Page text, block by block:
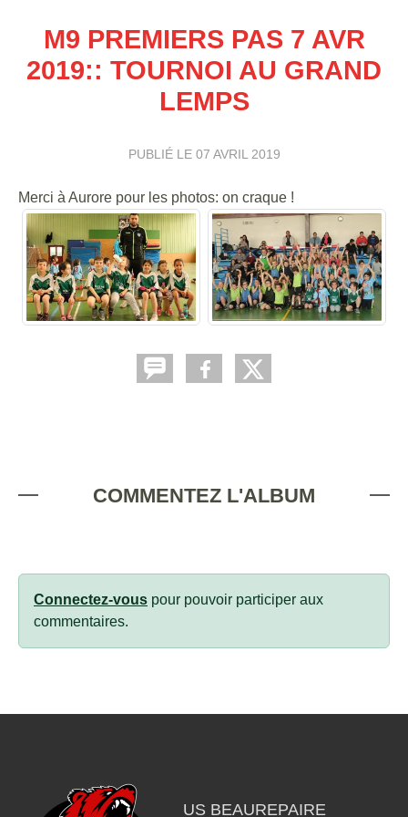
M9 PREMIERS PAS 7 AVR
2019:: TOURNOI AU GRAND
LEMPS
PUBLIÉ LE 07 AVRIL 2019
Merci à Aurore pour les photos: on craque !
COMMENTEZ L'ALBUM
Connectez-vous pour pouvoir participer aux
commentaires.
US BEAUREPAIRE